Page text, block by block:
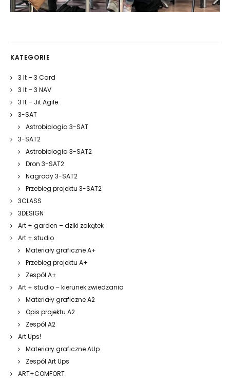
KATEGORIE
3 It – 3 Card
3 It – 3 NAV
3 It – Jit Agile
3-SAT
Astrobiologia 3-SAT
3-SAT2
Astrobiologia 3-SAT2
Dron 3-SAT2
Nagrody 3-SAT2
Przebieg projektu 3-SAT2
3CLASS
3DESIGN
Art + garden – dziki zakątek
Art + studio
Materiały graficzne A+
Przebieg projektu A+
Zespół A+
Art + studio – kierunek zwiedzania
Materiały graficzne A2
Opis projektu A2
Zespół A2
Art Ups!
Materiały graficzne AUp
Zespół Art Ups
ART+COMFORT